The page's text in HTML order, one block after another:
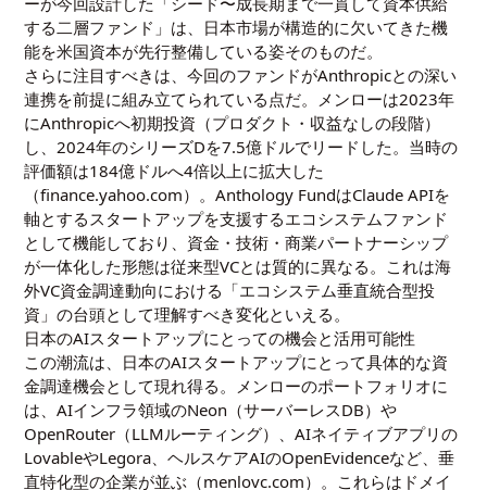
する二層ファンド」は、日本市場が構造的に欠いてきた機
能を米国資本が先行整備している姿そのものだ。
さらに注目すべきは、今回のファンドがAnthropicとの深い
連携を前提に組み立てられている点だ。メンローは2023年
にAnthropicへ初期投資（プロダクト・収益なしの段階）
し、2024年のシリーズDを7.5億ドルでリードした。当時の
評価額は184億ドルへ4倍以上に拡大した
（finance.yahoo.com）。Anthology FundはClaude APIを
軸とするスタートアップを支援するエコシステムファンド
として機能しており、資金・技術・商業パートナーシップ
が一体化した形態は従来型VCとは質的に異なる。これは海
外VC資金調達動向における「エコシステム垂直統合型投
資」の台頭として理解すべき変化といえる。
日本のAIスタートアップにとっての機会と活用可能性
この潮流は、日本のAIスタートアップにとって具体的な資
金調達機会として現れ得る。メンローのポートフォリオに
は、AIインフラ領域のNeon（サーバーレスDB）や
OpenRouter（LLMルーティング）、AIネイティブアプリの
LovableやLegora、ヘルスケアAIのOpenEvidenceなど、垂
直特化型の企業が並ぶ（menlovc.com）。これらはドメイ